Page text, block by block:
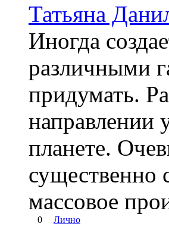
Татьяна
Иногда
различными
придумать.
направлении
планете.
существенно
массовое
0 Лично